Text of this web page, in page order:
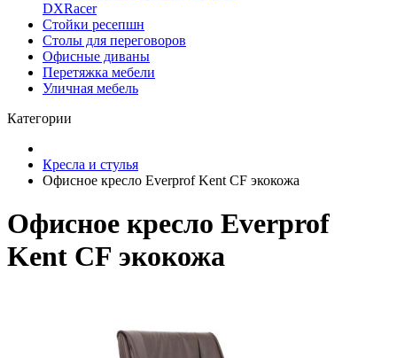
DXRacer
Стойки ресепшн
Столы для переговоров
Офисные диваны
Перетяжка мебели
Уличная мебель
Категории
Кресла и стулья
Офисное кресло Everprof Kent CF экокожа
Офисное кресло Everprof
Kent CF экокожа